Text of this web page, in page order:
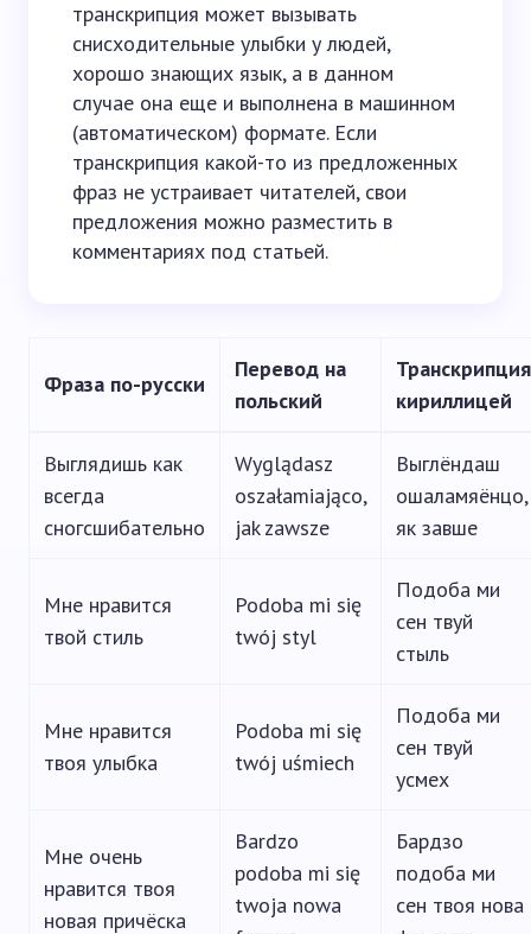
транскрипция может вызывать
снисходительные улыбки у людей,
хорошо знающих язык, а в данном
случае она еще и выполнена в машинном
(автоматическом) формате. Если
транскрипция какой-то из предложенных
фраз не устраивает читателей, свои
предложения можно разместить в
комментариях под статьей.
Фраза по-русски
Перевод на
польский
Транскрипция
кириллицей
Выглядишь как
всегда
сногсшибательно
Wyglądasz
oszałamiająco,
jak zawsze
Выглёндаш
ошаламяёнцо,
як завше
Мне нравится
твой стиль
Podoba mi się
twój styl
Подоба ми
сен твуй
стыль
Мне нравится
твоя улыбка
Podoba mi się
twój uśmiech
Подоба ми
сен твуй
усмех
Мне очень
нравится твоя
новая причёска
Bardzo
podoba mi się
twoja nowa
Бардзо
подоба ми
сен твоя нова